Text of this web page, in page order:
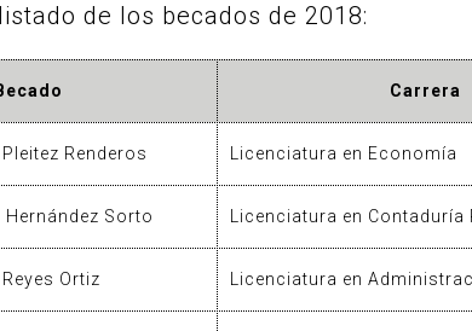
de los becados de 2018:
Carrera
Renderos Licenciatura en Economía
Sorto Licenciatura en Contaduría
Ortiz Licenciatura en